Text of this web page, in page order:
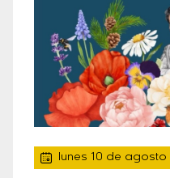
lunes 10 de agosto